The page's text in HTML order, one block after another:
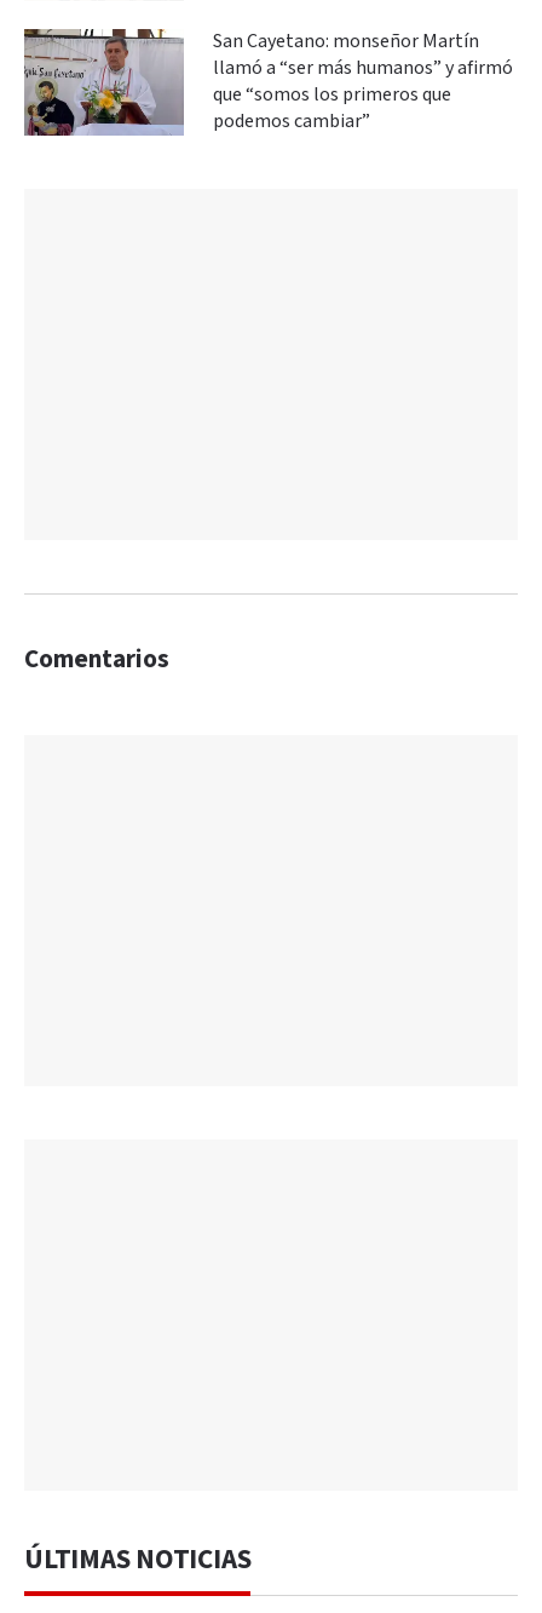
San Cayetano: monseñor Martín
llamó a “ser más humanos” y afirmó
que “somos los primeros que
podemos cambiar”
Comentarios
ÚLTIMAS NOTICIAS